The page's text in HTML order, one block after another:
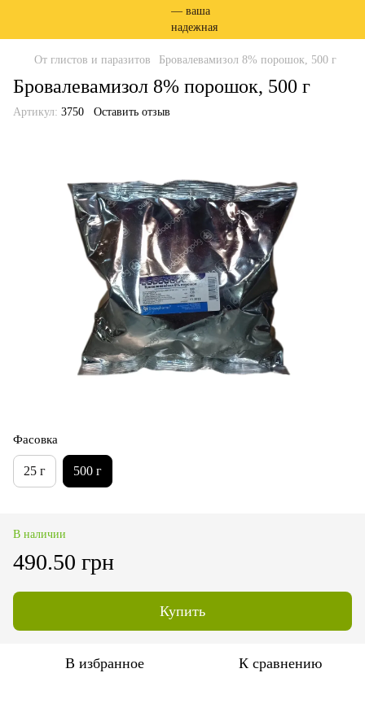
От глистов и паразитов Бровалевамизол 8% порошок, 500 г
Бровалевамизол 8% порошок, 500 г
Артикул: 3750 Оставить отзыв
Фасовка
25 г 500 г
В наличии
490.50 грн
Купить
В избранное К сравнению